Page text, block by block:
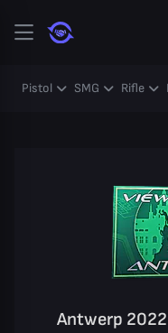
Pistol SMG Rifle
Antwerp 2022